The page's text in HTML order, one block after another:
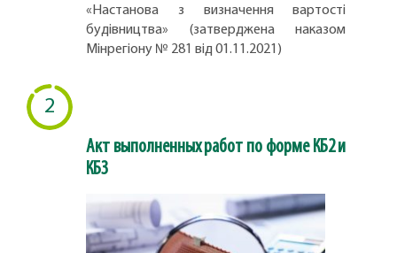
«Настанова з визначення вартості
будівництва» (затверджена наказом
Мінрегіону № 281 від 01.11.2021)
2
Акт выполненных работ по форме КБ2 и
КБ3